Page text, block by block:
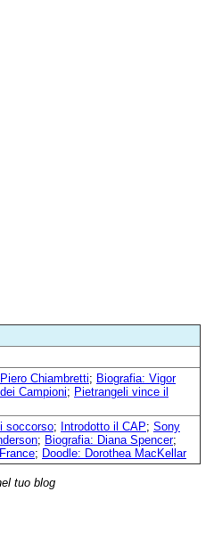
Chiambretti; Biografia: Vigor
Campioni; Pietrangeli vince il
soccorso; Introdotto il CAP; Sony
; Biografia: Diana Spencer;
; Doodle: Dorothea MacKellar
tuo blog